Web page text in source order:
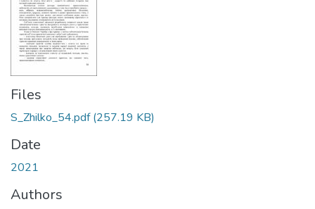
Files
S_Zhilko_54.pdf(257.19 KB)
Date
2021
Authors